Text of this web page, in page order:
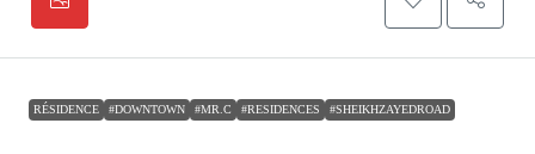
RÉSIDENCE #DOWNTOWN #MR.C #RESIDENCES #SHEIKHZAYEDROAD